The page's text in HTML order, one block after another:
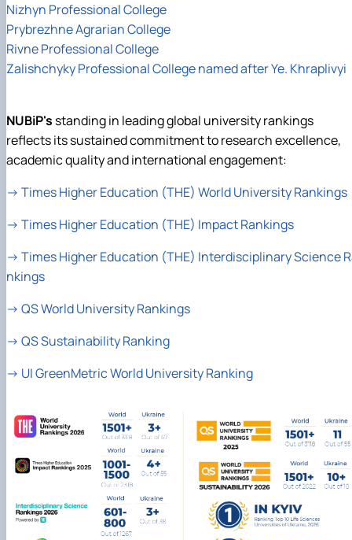
Nizhyn Professional College
Prybrezhne Agrarian College
Rivne Professional College
Zalishchyky Professional College named after Ye. Khraplivyi
NUBiP's standing in leading global university rankings
reflects its sustained commitment to research excellence,
academic quality and international engagement:
→ Times Higher Education (THE) World University Rankings
→ Times Higher Education (THE) Impact Rankings
→ Times Higher Education (THE) Interdisciplinary Science
nkings
→ QS World University Rankings
→ QS Sustainability Ranking
→ UI GreenMetric World University Ranking